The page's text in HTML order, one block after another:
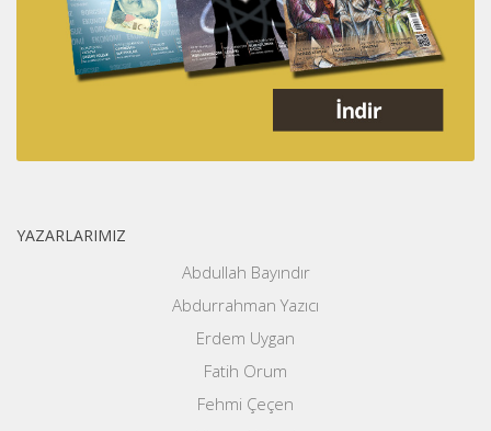
YAZARLARIMIZ
Abdullah Bayındır
Abdurrahman Yazıcı
Erdem Uygan
Fatih Orum
Fehmi Çeçen